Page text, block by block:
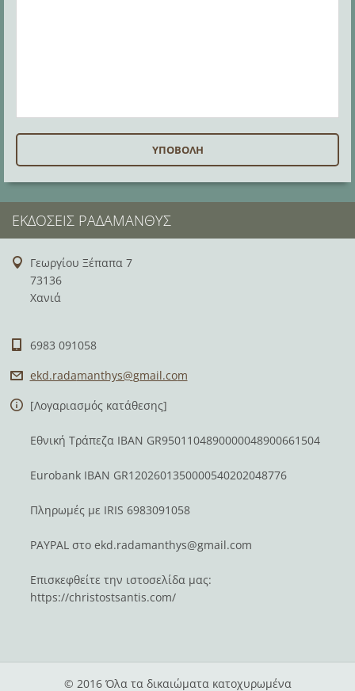
ΕΚΔΌΣΕΙΣ ΡΑΔΆΜΑΝΘΥΣ
Γεωργίου Ξέπαπα 7
73136
Χανιά
6983 091058
ekd.radamanthys@gmail.com
[Λογαριασμός κατάθεσης]
Εθνική Τράπεζα IBAN GR9501104890000048900661504
Eurobank IBAN GR1202601350000540202048776
Πληρωμές με IRIS 6983091058
PAYPAL στο ekd.radamanthys@gmail.com
Επισκεφθείτε την ιστοσελίδα μας:
https://christostsantis.com/
© 2016 Όλα τα δικαιώματα κατοχυρωμένα